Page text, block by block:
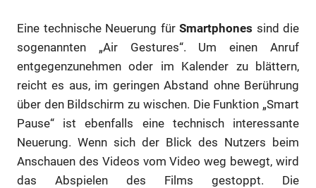
Eine technische Neuerung für Smartphones sind die
sogenannten „Air Gestures“. Um einen Anruf
entgegenzunehmen oder im Kalender zu blättern,
reicht es aus, im geringen Abstand ohne Berührung
über den Bildschirm zu wischen. Die Funktion „Smart
Pause“ ist ebenfalls eine technisch interessante
Neuerung. Wenn sich der Blick des Nutzers beim
Anschauen des Videos vom Video weg bewegt, wird
das Abspielen des Films gestoppt. Die